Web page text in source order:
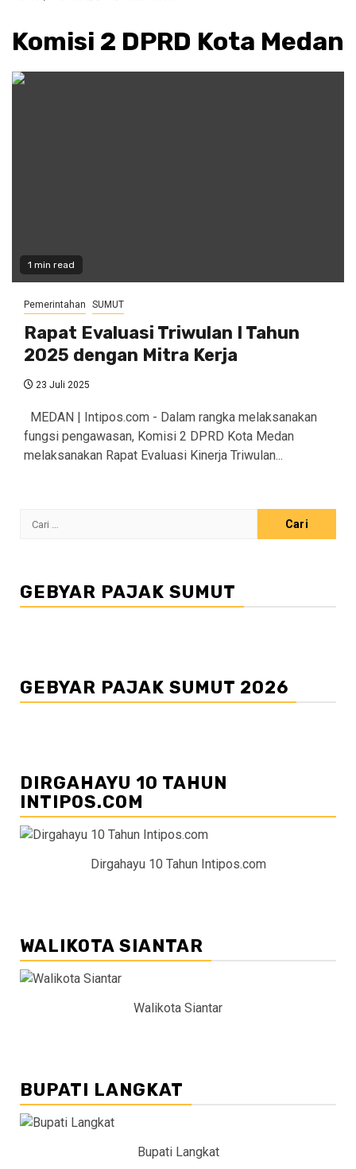
Komisi 2 DPRD Kota Medan
1 min read
Pemerintahan SUMUT
Rapat Evaluasi Triwulan I Tahun
2025 dengan Mitra Kerja
23 Juli 2025
MEDAN | Intipos.com - Dalam rangka melaksanakan
fungsi pengawasan, Komisi 2 DPRD Kota Medan
melaksanakan Rapat Evaluasi Kinerja Triwulan...
Cari
GEBYAR PAJAK SUMUT
GEBYAR PAJAK SUMUT 2026
DIRGAHAYU 10 TAHUN
INTIPOS.COM
Dirgahayu 10 Tahun Intipos.com
WALIKOTA SIANTAR
Walikota Siantar
BUPATI LANGKAT
Bupati Langkat